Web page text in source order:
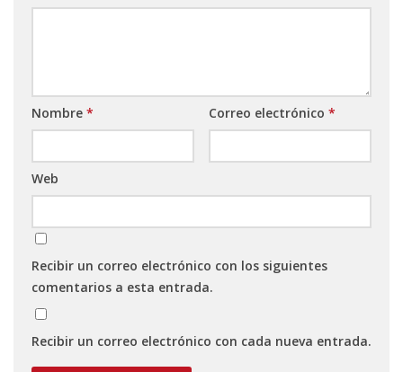
Nombre * Correo electrónico *
Web
Recibir un correo electrónico con los siguientes
comentarios a esta entrada.
Recibir un correo electrónico con cada nueva entrada.